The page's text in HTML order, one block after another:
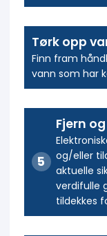
Tørk opp
Finn fram
vann som har
Fjern
og/eller
aktuelle
verdifulle
tildekkes